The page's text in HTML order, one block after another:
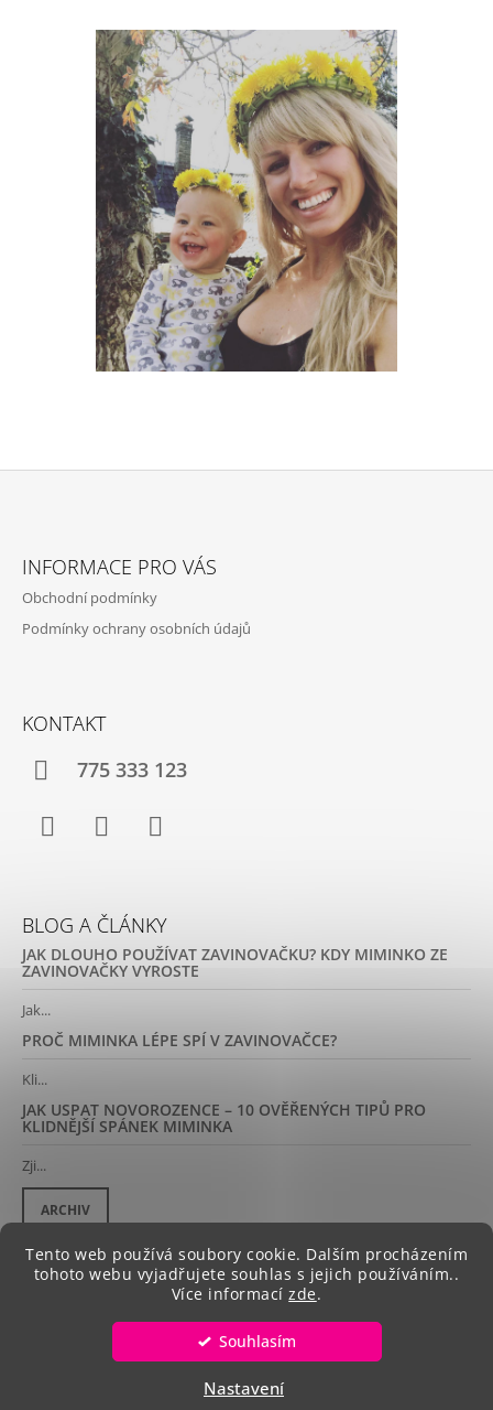
Tento web používá soubory cookie. Dalším procházením
tohoto webu vyjadřujete souhlas s jejich používáním..
Více informacízde.
Souhlasím
Nastavení
🚚 Doprava zdarma na všechny objednávky • 🇨🇿 Ruční výroba v
ČR • ⭐ Přes 1 200 spokojených miminek
INFORMACE PRO VÁS
Obchodní podmínky
Podmínky ochrany osobních údajů
KONTAKT
775 333 123
BLOG A ČLÁNKY
JAK DLOUHO POUŽÍVAT ZAVINOVAČKU? KDY MIMINKO ZE
ZAVINOVAČKY VYROSTE
Jak...
PROČ MIMINKA LÉPE SPÍ V ZAVINOVAČCE?
Kli...
JAK USPAT NOVOROZENCE – 10 OVĚŘENÝCH TIPŮ PRO
KLIDNĚJŠÍ SPÁNEK MIMINKA
Zji...
ARCHIV
DOPRAVA ZDARMA
Vytvořil Shoptet
© 2026 zavinovacky.cz. Všechna práva